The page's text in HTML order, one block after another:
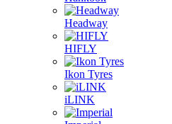
Headway
HIFLY
Ikon Tyres
iLINK